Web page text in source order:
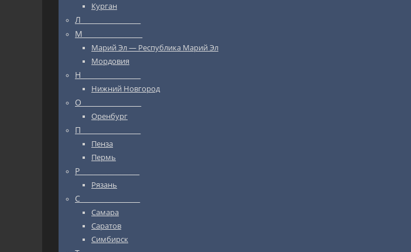
Курган
Л_________________
М_________________
Марий Эл — Республика Марий Эл
Мордовия
Н_________________
Нижний Новгород
О_________________
Оренбург
П_________________
Пенза
Пермь
Р_________________
Рязань
С_________________
Самара
Саратов
Симбирск